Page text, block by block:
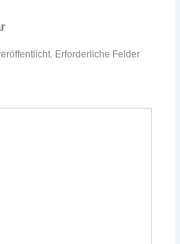
Erforderliche Felder